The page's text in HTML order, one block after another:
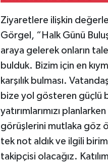
Ziyaretlere ilişkin
Görgel, “Halk Günü
araya gelerek onların
bulduk. Bizim için en
karşılık bulması.
bize yol gösteren güçlü
yatırımlarımızı
görüşlerini mutlaka göz
tek not aldık ve ilgili
takipçisi olacağız.